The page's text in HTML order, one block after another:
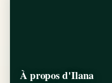
À propos d'Ilana